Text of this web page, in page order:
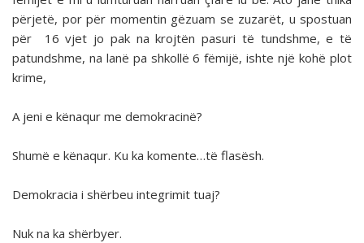
përjetë, por për momentin gëzuam se zuzarët, u spostuan
për 16 vjet jo pak na krojtën pasuri të tundshme, e të
patundshme, na lanë pa shkollë 6 fëmijë, ishte një kohë plot
krime,
A jeni e kënaqur me demokracinë?
Shumë e kënaqur. Ku ka komente…të flasësh.
Demokracia i shërbeu integrimit tuaj?
Nuk na ka shërbyer.